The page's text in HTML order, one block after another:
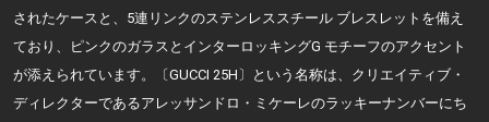
されたケースと、5連リンクのステンレススチール ブレスレットを備え
ており、ピンクのガラスとインターロッキングG モチーフのアクセント
が添えられています。〔GUCCI 25H〕という名称は、クリエイティブ・
ディレクターであるアレッサンドロ・ミケーレのラッキーナンバーにち